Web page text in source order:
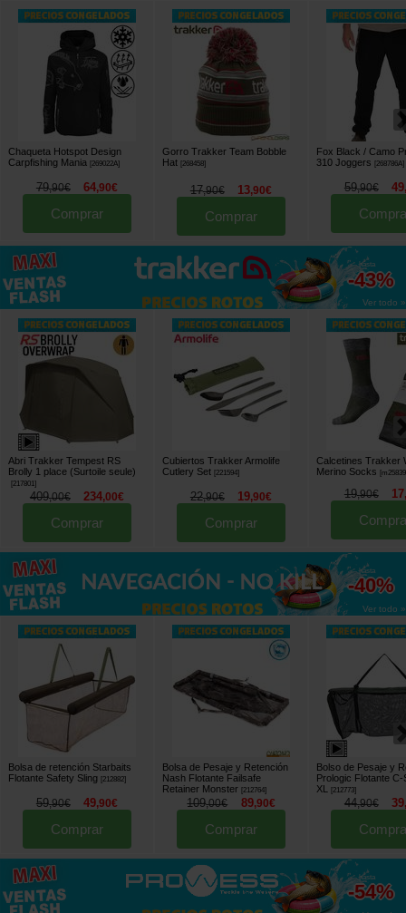
Chaqueta Hotspot Design
Carpfishing Mania
[269022A]
79,90€ 64,90€
Comprar
Gorro Trakker Team Bobble
Hat [268458]
17,90€ 13,90€
Comprar
Fox Black / Camo
310 Joggers
[268786A]
59,90€ 49
hasta
-43%
Ver todo »
Abri Trakker Tempest RS
Brolly 1 place (Surtoile seule)
[217801]
409,00€ 234,00€
Comprar
Cubiertos Trakker Armolife
Cutlery Set [221594]
22,90€ 19,90€
Comprar
Calcetines Trakker
Merino Socks
[m25839
19,90€ 17
hasta
-40%
Ver todo »
Bolsa de retención Starbaits
Flotante Safety Sling
212882]
59,90€ 49,90€
Comprar
Bolsa de Pesaje y Retención
Nash Flotante Failsafe
Retainer Monster
212764]
109,00€ 89,90€
Comprar
Bolso de Pesaje y
Prologic Flotante C-
XL
212773]
44,90€ 39
hasta
-54%